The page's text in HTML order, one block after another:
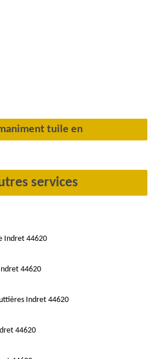
tuile en
services
Indret 44620
44620
Indret 44620
44620